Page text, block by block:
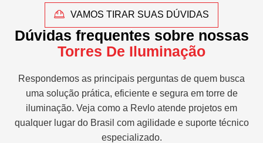
VAMOS TIRAR SUAS DÚVIDAS
Dúvidas frequentes sobre nossas
Torres De Iluminação
Respondemos as principais perguntas de quem busca
uma solução prática, eficiente e segura em torre de
iluminação. Veja como a Revlo atende projetos em
qualquer lugar do Brasil com agilidade e suporte técnico
especializado.